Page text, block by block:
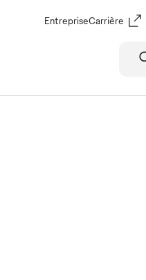
EntrepriseCarrière